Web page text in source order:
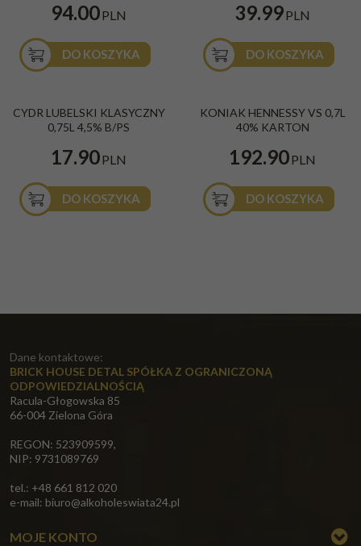
94.00PLN
DO KOSZYKA
39.99PLN
DO KOSZYKA
CYDR LUBELSKI KLASYCZNY
0,75L 4,5% B/PS
17.90PLN
DO KOSZYKA
KONIAK HENNESSY VS 0,7L
40% KARTON
192.90PLN
DO KOSZYKA
Dane kontaktowe:
BRICK HOUSE DETAL SPÓŁKA Z OGRANICZONĄ
ODPOWIEDZIALNOŚCIĄ
Racula-Głogowska 85
66-004 Zielona Góra
REGON: 523909599,
NIP: 9731089769
tel.: +48 661 812 020
e-mail: biuro@alkoholeswiata24.pl
MOJE KONTO